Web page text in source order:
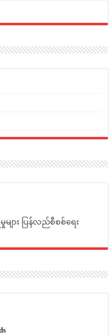
ျား ပြန်လည်စီစစ်ရေး